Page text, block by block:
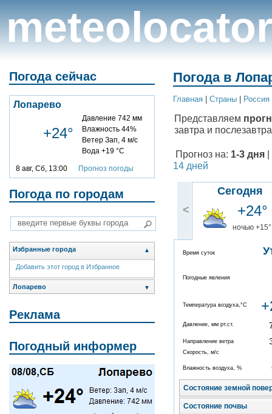
meteolocator
Погода сейчас
Лопарево
+24°
Давление 742 мм
Влажность 44%
Ветер Зап, 4 м/с
Вода +19 °C
8 авг, Сб, 13:00 Прогноз погоды
Погода по городам
Избранные города ▲
Добавить этот город в Избранное
Лопарево ▼
Реклама
Погодный информер
Погода в
Главная Cтраны Россия
Представляем
завтра и
Прогноз на: 1-3 дня
14 дней
<
Сегодня
+24°
ночью +15°
Время суток
Погодные явления
Температура воздуха,°C
Давление, мм рт.ст.
Направление ветра
Скорость, м/с
Влажность воздуха, %
Состояние земной
Состояние почвы